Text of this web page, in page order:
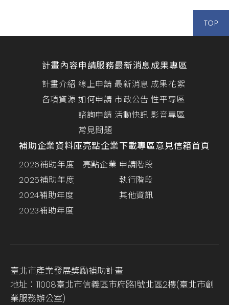
TOP
計畫內容
計畫介紹
各項資源
申請服務
線上申請
如何申請
諮詢申請
常見問題
最新消息
最新消息
市政公告
活動快訊
成果專區
成果花絮
性平專區
影音專區
補助企業資料庫
2026補助年度
2025補助年度
2024補助年度
2023補助年度
亮點企業
亮點企業
下載專區
申請階段
執行階段
其他資訊
意見信箱首頁
臺北市產業發展獎勵補助計畫
地址：11008臺北市信義區市府路1號北區2樓(臺北市創
業服務辦公室)